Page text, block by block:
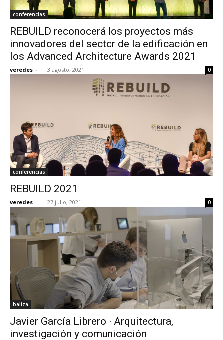
conferencias
REBUILD reconocerá los proyectos más
innovadores del sector de la edificación en
los Advanced Architecture Awards 2021
veredes - 3 agosto, 2021 0
conferencias
REBUILD 2021
veredes - 27 julio, 2021 0
baliza
Javier García Librero · Arquitectura,
investigación y comunicación